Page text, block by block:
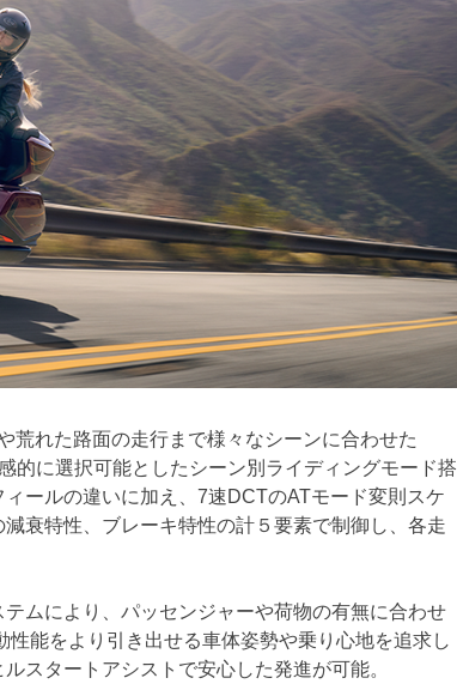
荒れた路面の走行まで様々なシーンに合わせた
的に選択可能としたシーン別ライディングモード搭
ールの違いに加え、7速DCTのATモード変則スケ
衰特性、ブレーキ特性の計５要素で制御し、各走
ムにより、パッセンジャーや荷物の有無に合わせ
能をより引き出せる車体姿勢や乗り心地を追求し
スタートアシストで安心した発進が可能。